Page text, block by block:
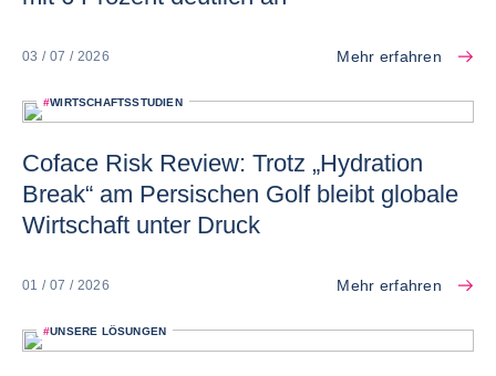
03 / 07 / 2026 Mehr erfahren
#WIRTSCHAFTSSTUDIEN
Coface Risk Review: Trotz „Hydration
Break“ am Persischen Golf bleibt globale
Wirtschaft unter Druck
01 / 07 / 2026 Mehr erfahren
#UNSERE LÖSUNGEN